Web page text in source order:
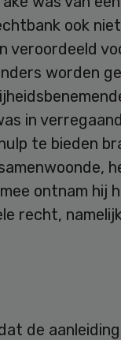
ook
veroordeeld
worden
in
te bieden
ontnam hij
recht,
de